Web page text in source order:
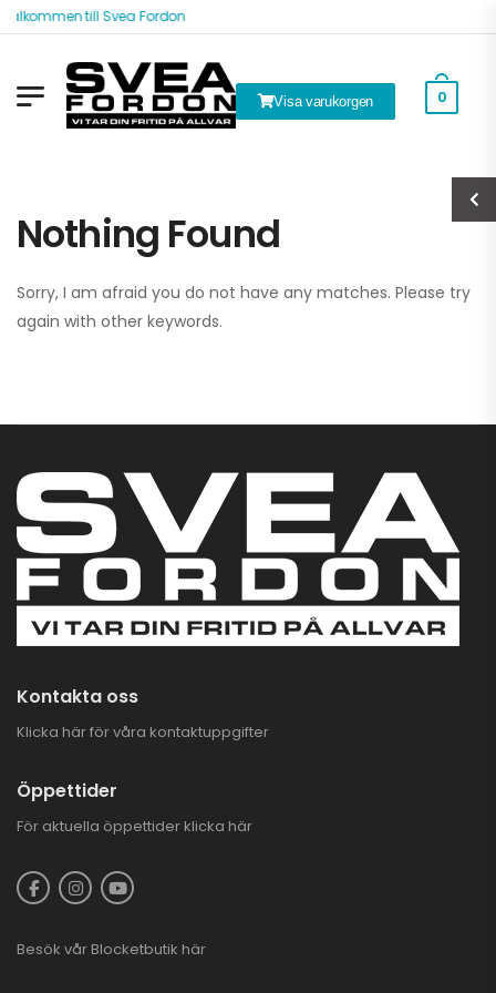
till Svea Fordon
Visa varukorgen 0
Nothing Found
Sorry, I am afraid you do not have any matches. Please try
again with other keywords.
Kontakta oss
Klicka här för våra kontaktuppgifter
Öppettider
För aktuella öppettider klicka här
Besök vår Blocketbutik här